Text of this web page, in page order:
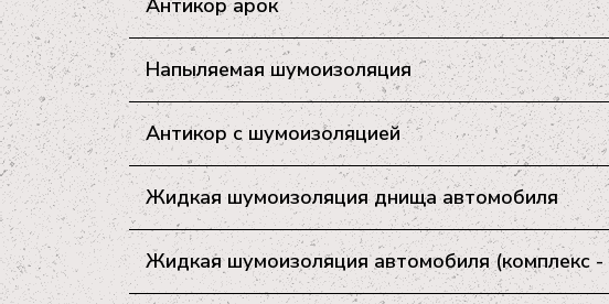
Антикор арок
Напыляемая шумоизоляция
Антикор с шумоизоляцией
Жидкая шумоизоляция днища автомобиля
Жидкая шумоизоляция автомобиля (комплекс